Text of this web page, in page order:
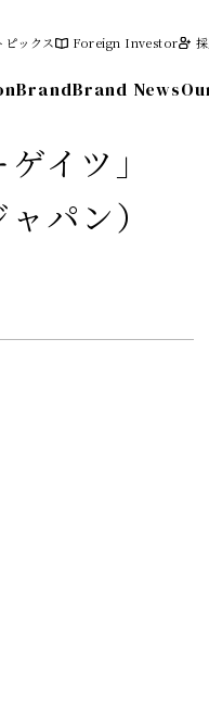
免責事項
ックス Foreign Investor
BrandBrand News
イツ」
パン）